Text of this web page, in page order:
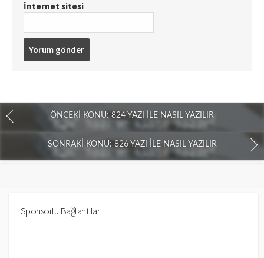
İnternet sitesi
ÖNCEKI KONU: 824 YAZI İLE NASIL YAZILIR
SONRAKI KONU: 826 YAZI İLE NASIL YAZILIR
Sponsorlu Bağlantılar